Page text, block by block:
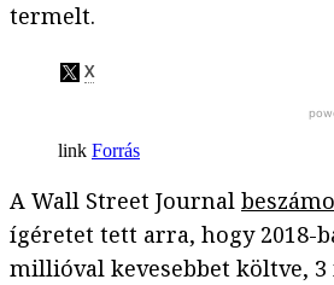
termelt.
Forrás
A Wall Street Journal
ígéretet tett arra, hogy 2018-
millióval kevesebbet költve,